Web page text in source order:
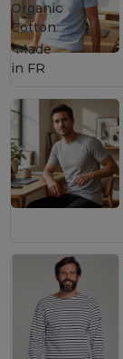
Organic
Cotton
Made
in FR